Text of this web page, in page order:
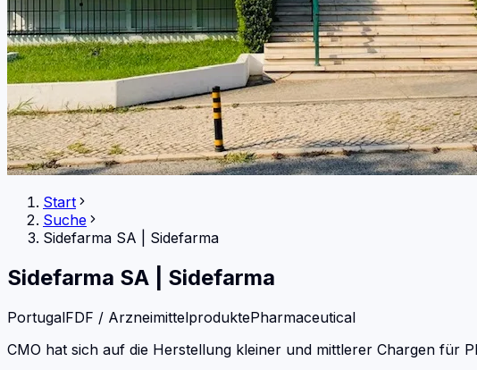
Start
Suche
Sidefarma SA
Sidefarma
Sidefarma SA Sidefarma
PortugalFDF / ArzneimittelproduktePharmaceutical
CMO hat sich auf die Herstellung kleiner und mittlerer Chargen für